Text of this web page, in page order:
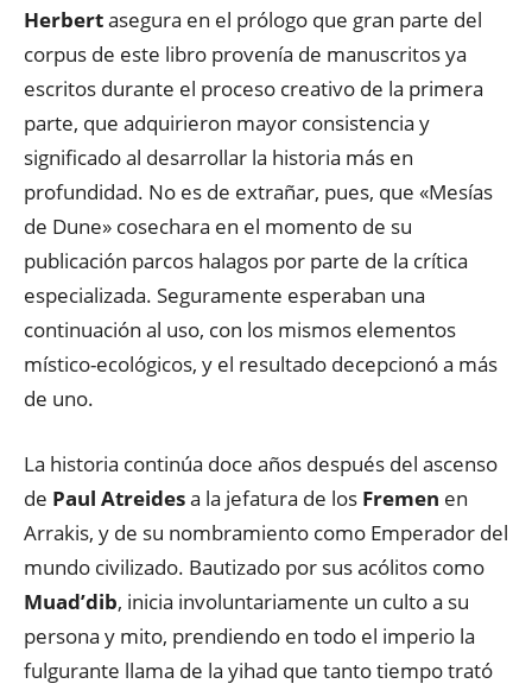
Herbertasegura en el prólogo que gran parte del
corpus de este libro provenía de manuscritos ya
escritos durante el proceso creativo de la primera
parte, que adquirieron mayor consistencia y
significado al desarrollar la historia más en
profundidad. No es de extrañar, pues, que «Mesías
de Dune» cosechara en el momento de su
publicación parcos halagos por parte de la crítica
especializada. Seguramente esperaban una
continuación al uso, con los mismos elementos
místico-ecológicos, y el resultado decepcionó a más
de uno.
La historia continúa doce años después del ascenso
de Paul Atreidesa la jefatura de los Fremen en
Arrakis, y de su nombramiento como Emperador del
mundo civilizado. Bautizado por sus acólitos como
Muad’dib, inicia involuntariamente un culto a su
persona y mito, prendiendo en todo el imperio la
fulgurante llama de la yihad que tanto tiempo trató